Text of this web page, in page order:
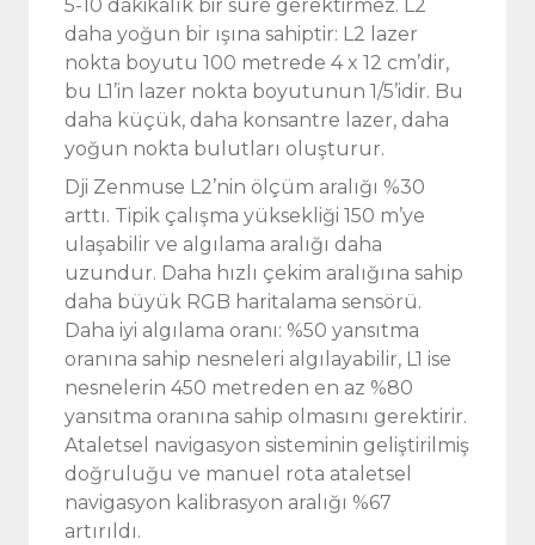
5-10 dakikalık bir süre gerektirmez. L2
daha yoğun bir ışına sahiptir: L2 lazer
nokta boyutu 100 metrede 4 x 12 cm’dir,
bu L1’in lazer nokta boyutunun 1/5’idir. Bu
daha küçük, daha konsantre lazer, daha
yoğun nokta bulutları oluşturur.
Dji Zenmuse L2’nin ölçüm aralığı %30
arttı. Tipik çalışma yüksekliği 150 m’ye
ulaşabilir ve algılama aralığı daha
uzundur. Daha hızlı çekim aralığına sahip
daha büyük RGB haritalama sensörü.
Daha iyi algılama oranı: %50 yansıtma
oranına sahip nesneleri algılayabilir, L1 ise
nesnelerin 450 metreden en az %80
yansıtma oranına sahip olmasını gerektirir.
Ataletsel navigasyon sisteminin geliştirilmiş
doğruluğu ve manuel rota ataletsel
navigasyon kalibrasyon aralığı %67
artırıldı.